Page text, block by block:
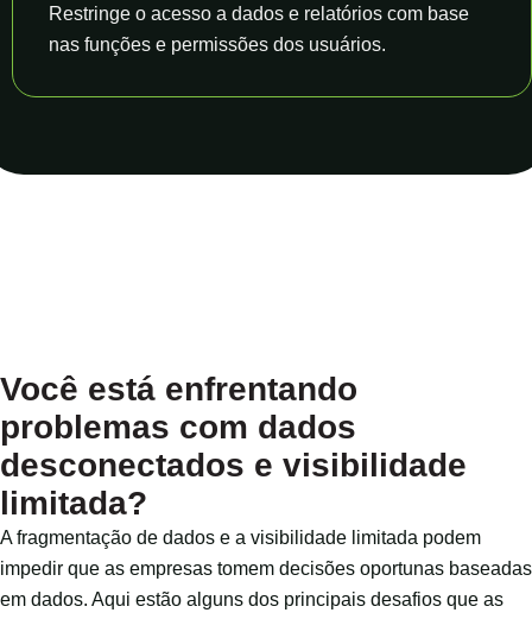
Restringe o acesso a dados e relatórios com base
nas funções e permissões dos usuários.
Você está enfrentando
problemas com dados
desconectados e visibilidade
limitada?
A fragmentação de dados e a visibilidade limitada podem
impedir que as empresas tomem decisões oportunas baseadas
em dados. Aqui estão alguns dos principais desafios que as